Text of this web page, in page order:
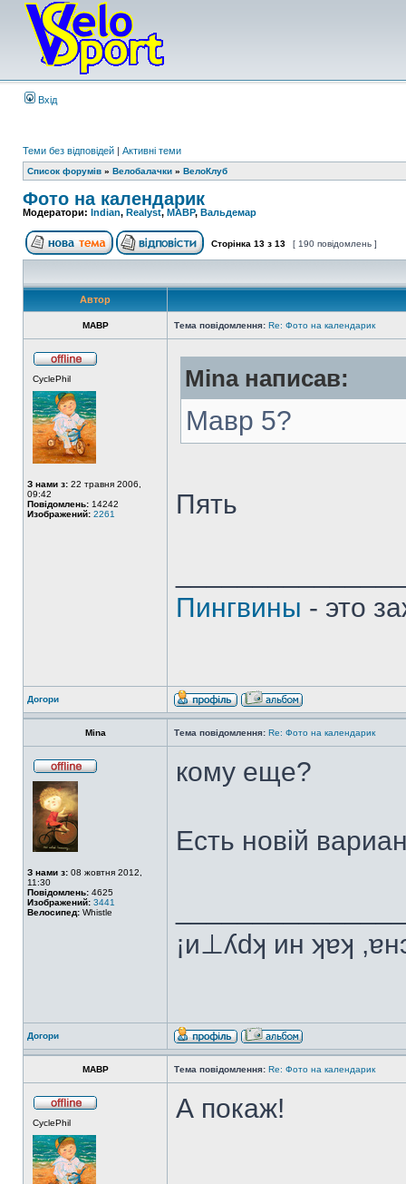
Вхід
Теми без відповідей | Активні теми
Список форумів » Велобалачки » ВелоКлуб
Фото на календарик
Модератори: Indian, Realyst, MABP, Вальдемар
Сторінка 13 з 13 [ 190 повідомлень ]
Автор
MABP Тема повідомлення: Re: Фото на календарик
CyclePhil
З нами з: 22 травня 2006,
09:42
Повідомлень: 14242
Изображений: 2261
Mina написав:
Мавр 5?
Пять
Пингвины - это
Догори
Mina Тема повідомлення: Re: Фото на календарик
З нами з: 08 жовтня 2012,
11:30
Повідомлень: 4625
Изображений: 3441
Велосипед: Whistle
кому еще?
Есть новій
¡и⊥ʎdʞ ин ʞɐʞ
Догори
MABP Тема повідомлення: Re: Фото на календарик
CyclePhil А покаж!